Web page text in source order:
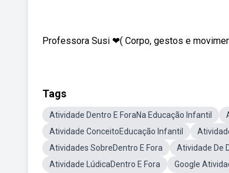
Professora Susi ❤( Corpo, gestos e
Tags
Atividade Dentro E ForaNa Educação Infantil
Atividade ConceitoEducação Infantil
Atividades SobreDentro E Fora
Atividade De
Atividade LúdicaDentro E Fora
Google